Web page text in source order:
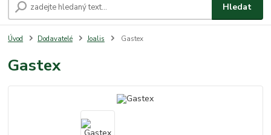
Hledat
Úvod Dodavatelé Joalis Gastex
Gastex